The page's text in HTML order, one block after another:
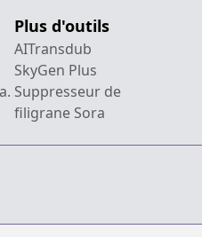
Plus d'outils
AITransdub
SkyGen Plus
Suppresseur de
filigrane Sora